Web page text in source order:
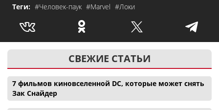
Теги: #Человек-паук #Marvel #Локи
СВЕЖИЕ СТАТЬИ
7 фильмов киновселенной DC, которые может снять
Зак Снайдер